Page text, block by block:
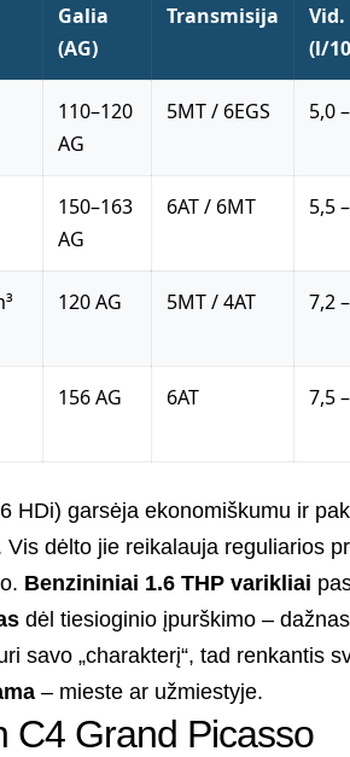
Galia
(AG)
Transmisija
(l/
110–120
AG
5MT / 6EGS 5,0
150–163
AG
6AT / 6MT 5,5
120 AG 5MT / 4AT 7,2
156 AG 6AT 7,5
HDi) garsėja ekonomiškumu ir
dėlto jie reikalauja reguliarios
Benzininiai 1.6 THP varikliai
dėl tiesioginio įpurškimo –
savo „charakterį“, tad renkantis
– mieste ar užmiestyje.
C4 Grand Picasso